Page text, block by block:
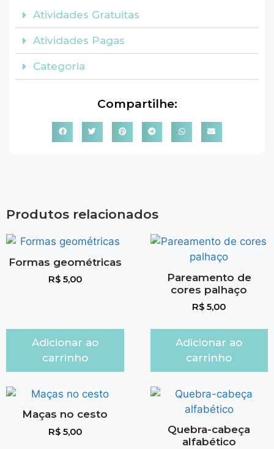
Atividades Gratuitas
Atividades Pagas
Categoria
Compartilhe:
Produtos relacionados
Formas geométricas
R$5,00
Adicionar ao
carrinho
Pareamento de
cores palhaço
R$ 5,00
Adicionar ao
carrinho
Maças no cesto
R$5,00
Quebra-cabeça
alfabético